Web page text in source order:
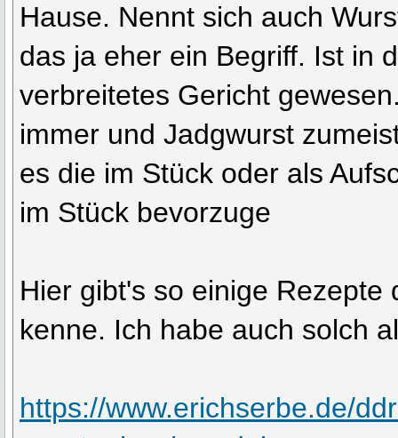
Hause. Nennt sich auch
das ja eher ein Begriff. Ist in
verbreitetes Gericht
immer und Jadgwurst
es die im Stück oder als
im Stück bevorzuge
Hier gibt's so einige Rezepte
kenne. Ich habe auch solch
https://www.erichserbe.de/